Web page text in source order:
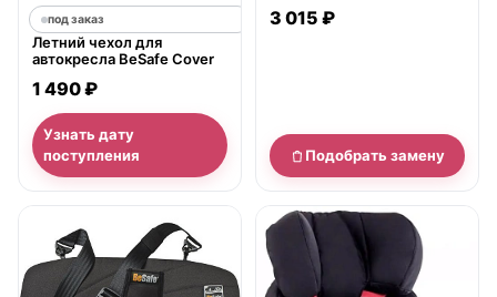
под заказ
Летний чехол для
автокресла BeSafe Cover
1 490 ₽
Узнать дату
поступления
Pregnant
3 015 ₽
Подобрать замену
нет в продаже